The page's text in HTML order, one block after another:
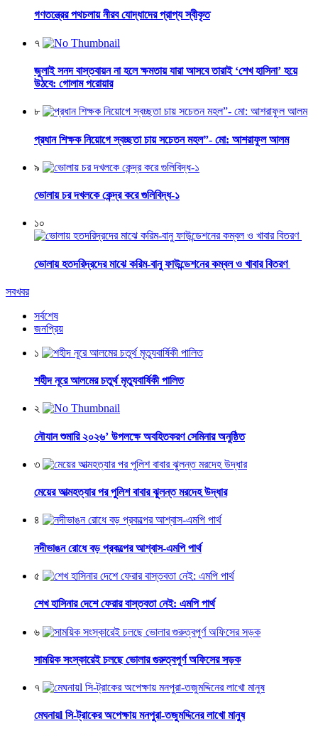
গণতন্ত্রের পথচলায় নীরব যোদ্ধাদের প্রাপ্য স্বীকৃত
৭
জুলাই সনদ বাস্তবায়ন না হলে ক্ষমতায় যারা আসবে তারাই ‘শেখ হাসিনা’ হয়ে
উঠবে: গোলাম পরোয়ার
৮
প্রধান শিক্ষক নিয়োগে স্বচ্ছতা চায় সচেতন মহল”- মো: আশরাফুল আলম
৯
ভোলায় চর দখলকে কেন্দ্র করে গুলিবিদ্ধ-১
১০
ভোলায় হতদরিদ্রদের মাঝে করিম-বানু ফাউন্ডেশনের কম্বল ও খাবার বিতরণ
সবখবর
সর্বশেষ
জনপ্রিয়
১
শহীদ নূরে আলমের চতুর্থ মৃত্যুবার্ষিকী পালিত
২
নৌযান শুমারি ২০২৬’ উপলক্ষে অবহিতকরণ সেমিনার অনুষ্ঠিত
৩
মেয়ের আত্মহত্যার পর পুলিশ বাবার ঝুলন্ত মরদেহ উদ্ধার
৪
নদীভাঙন রোধে বড় প্রকল্পের আশ্বাস-এমপি পার্থ
৫
শেখ হাসিনার দেশে ফেরার বাস্তবতা নেই: এমপি পার্থ
৬
সাময়িক সংস্কারেই চলছে ভোলার গুরুত্বপূর্ণ অফিসের সড়ক
৭
মেঘনায়l সি-ট্রাকের অপেক্ষায় মনপুরা-তজুমদ্দিনের লাখো মানুষ